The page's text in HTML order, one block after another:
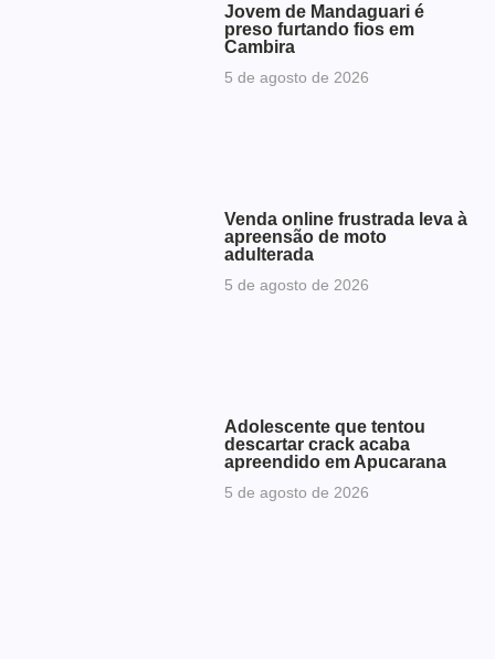
Jovem de Mandaguari é
preso furtando fios em
Cambira
5 de agosto de 2026
Venda online frustrada leva à
apreensão de moto
adulterada
5 de agosto de 2026
Adolescente que tentou
descartar crack acaba
apreendido em Apucarana
5 de agosto de 2026